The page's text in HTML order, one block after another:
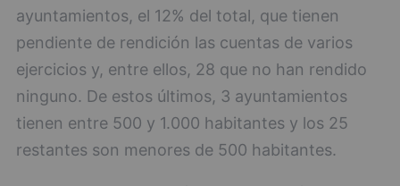
ayuntamientos, el 12% del total, que tienen
pendiente de rendición las cuentas de varios
ejercicios y, entre ellos, 28 que no han rendido
ninguno. De estos últimos, 3 ayuntamientos
tienen entre 500 y 1.000 habitantes y los 25
restantes son menores de 500 habitantes.